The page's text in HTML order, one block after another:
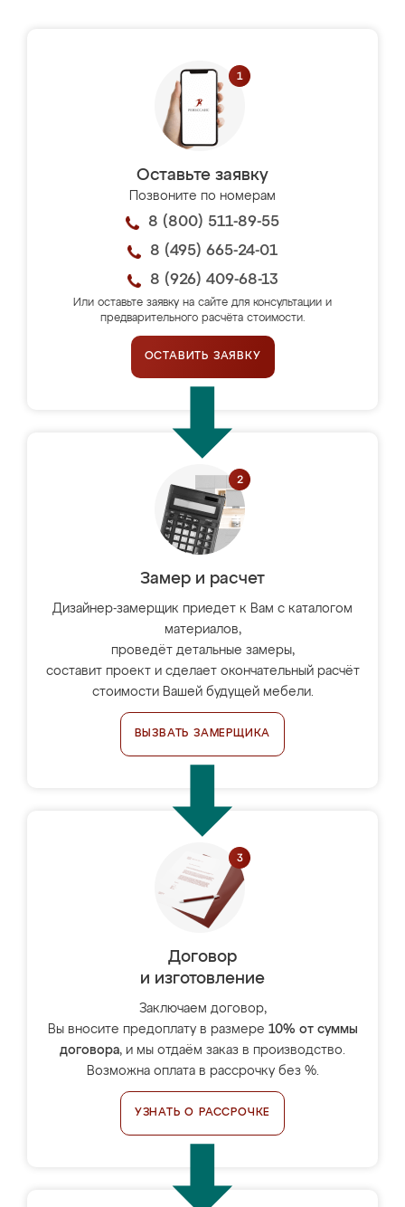
Оставьте заявку
Позвоните по номерам
8 (800) 511-89-55
8 (495) 665-24-01
8 (926) 409-68-13
Или оставьте заявку на сайте для консультации и
предварительного расчёта стоимости.
ОСТАВИТЬ ЗАЯВКУ
Замер и расчет
Дизайнер-замерщик приедет к Вам с каталогом
материалов,
проведёт детальные замеры,
составит проект и сделает окончательный расчёт
стоимости Вашей будущей мебели.
ВЫЗВАТЬ ЗАМЕРЩИКА
Договор
и изготовление
Заключаем договор,
Вы вносите предоплату в размере 10% от суммы
договора, и мы отдаём заказ в производство.
Возможна оплата в рассрочку без %.
УЗНАТЬ О РАССРОЧКЕ